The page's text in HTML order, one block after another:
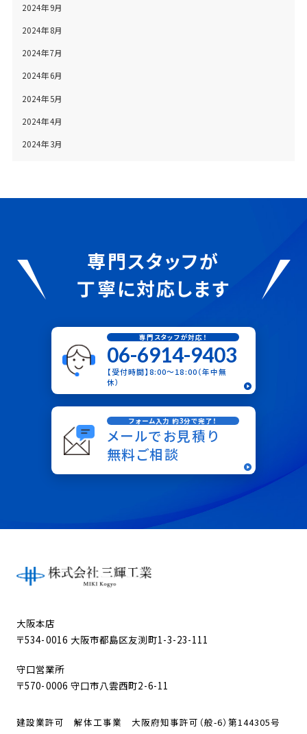
2024年9月
2024年8月
2024年7月
2024年6月
2024年5月
2024年4月
2024年3月
専門スタッフが
丁寧に対応します
専門スタッフが対応！
06-6914-9403
【受付時間】8:00〜18:00（年中無
休）
フォーム入力 約3分で完了！
メールでお見積り
無料ご相談
大阪本店
〒534-0016 大阪市都島区友渕町1-3-23-111
守口営業所
〒570-0006 守口市八雲西町2-6-11
建設業許可 解体工事業 大阪府知事許可（般-6）第144305号